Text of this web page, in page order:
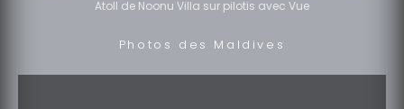
Atoll de Noonu Villa sur pilotis avec Vue
Photos des Maldives